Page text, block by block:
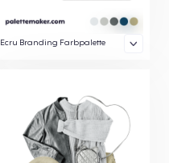
Ecru Branding Farbpalette